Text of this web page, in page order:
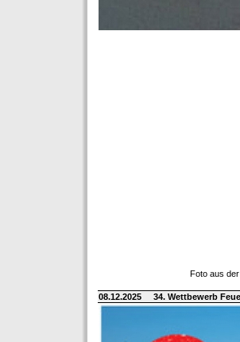
Foto aus
08.12.2025 34. Wettbewerb